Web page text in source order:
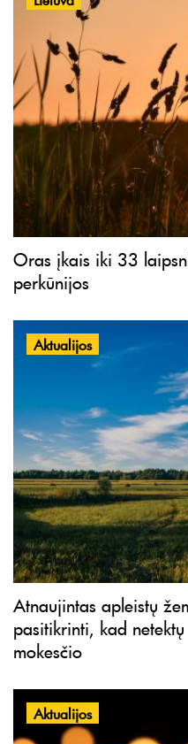
Oras įkais iki 33
perkūnijos
Aktualijos
Atnaujintas apleistų
pasitikrinti, kad
mokesčio
Aktualijos